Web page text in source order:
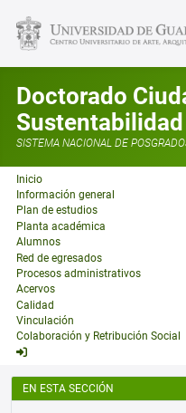
Doctorado
Sustentabilidad
SISTEMA NACIONAL DE
Inicio
Información general
Plan de estudios
Planta académica
Alumnos
Red de egresados
Procesos administrativos
Acervos
Calidad
Vinculación
Colaboración y Retribución Social
EN ESTA SECCIÓN